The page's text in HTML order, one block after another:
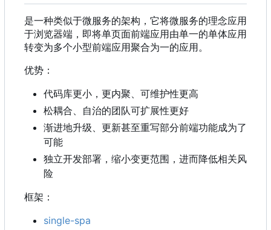
是一种类似于微服务的架构，它将微服务的理念应用
于浏览器端，即将单页面前端应用由单一的单体应用
转变为多个小型前端应用聚合为一的应用。
优势：
代码库更小，更内聚、可维护性更高
松耦合、自治的团队可扩展性更好
渐进地升级、更新甚至重写部分前端功能成为了
可能
独立开发部署，缩小变更范围，进而降低相关风
险
框架：
single-spa